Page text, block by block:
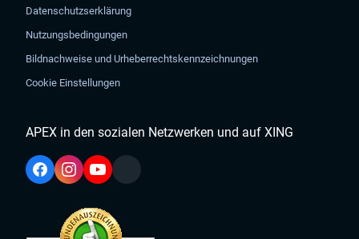
Datenschutzserklärung
Nutzungsbedingungen
Bildnachweise und Urheberrechtskennzeichnungen
Cookie Einstellungen
APEX in den sozialen Netzwerken und auf XING